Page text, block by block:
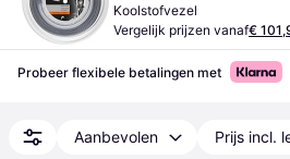
Koolstofvezel
Vergelijk prijzen vanaf€
Probeer flexibele betalingen met
Aanbevolen Prijs incl.